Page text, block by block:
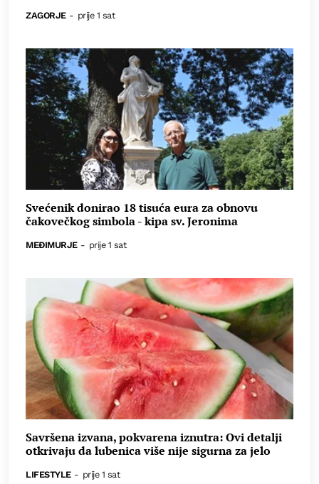
ZAGORJE - prije 1 sat
Svećenik donirao 18 tisuća eura za obnovu
čakovečkog simbola - kipa sv. Jeronima
MEĐIMURJE - prije 1 sat
Savršena izvana, pokvarena iznutra: Ovi detalji
otkrivaju da lubenica više nije sigurna za jelo
LIFESTYLE - prije 1 sat